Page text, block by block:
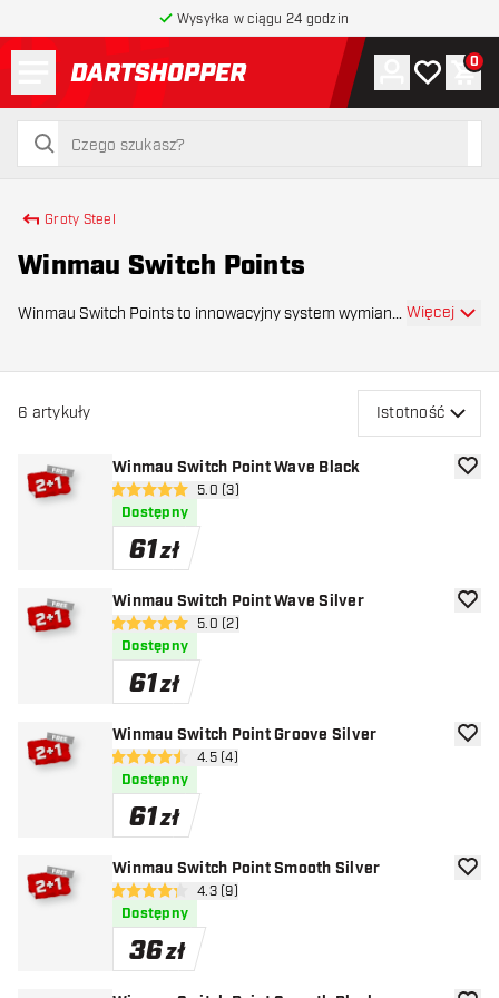
Wysyłka w ciągu 24 godzin
powrót do strony głównej
szukaj
szukaj
Konto
Moja lista
0
Groty Steel
Winmau Switch Points
Winmau Switch Points to innowacyjny system wymiany
Więcej
6 artykuły Istotność
Winmau Switch Point Wave Black
otwórz panel recenzji
5 gwiazdki oceny5.0 (3)
Dostępny
61zł
Winmau Switch Point Wave Silver
otwórz panel recenzji
5 gwiazdki oceny5.0 (2)
Dostępny
61zł
Winmau Switch Point Groove Silver
otwórz panel recenzji
4.5 gwiazdki oceny
4.5 (4)
Dostępny
61zł
Winmau Switch Point Smooth Silver
otwórz panel recenzji
4.3 gwiazdki oceny
4.3 (9)
Dostępny
36zł